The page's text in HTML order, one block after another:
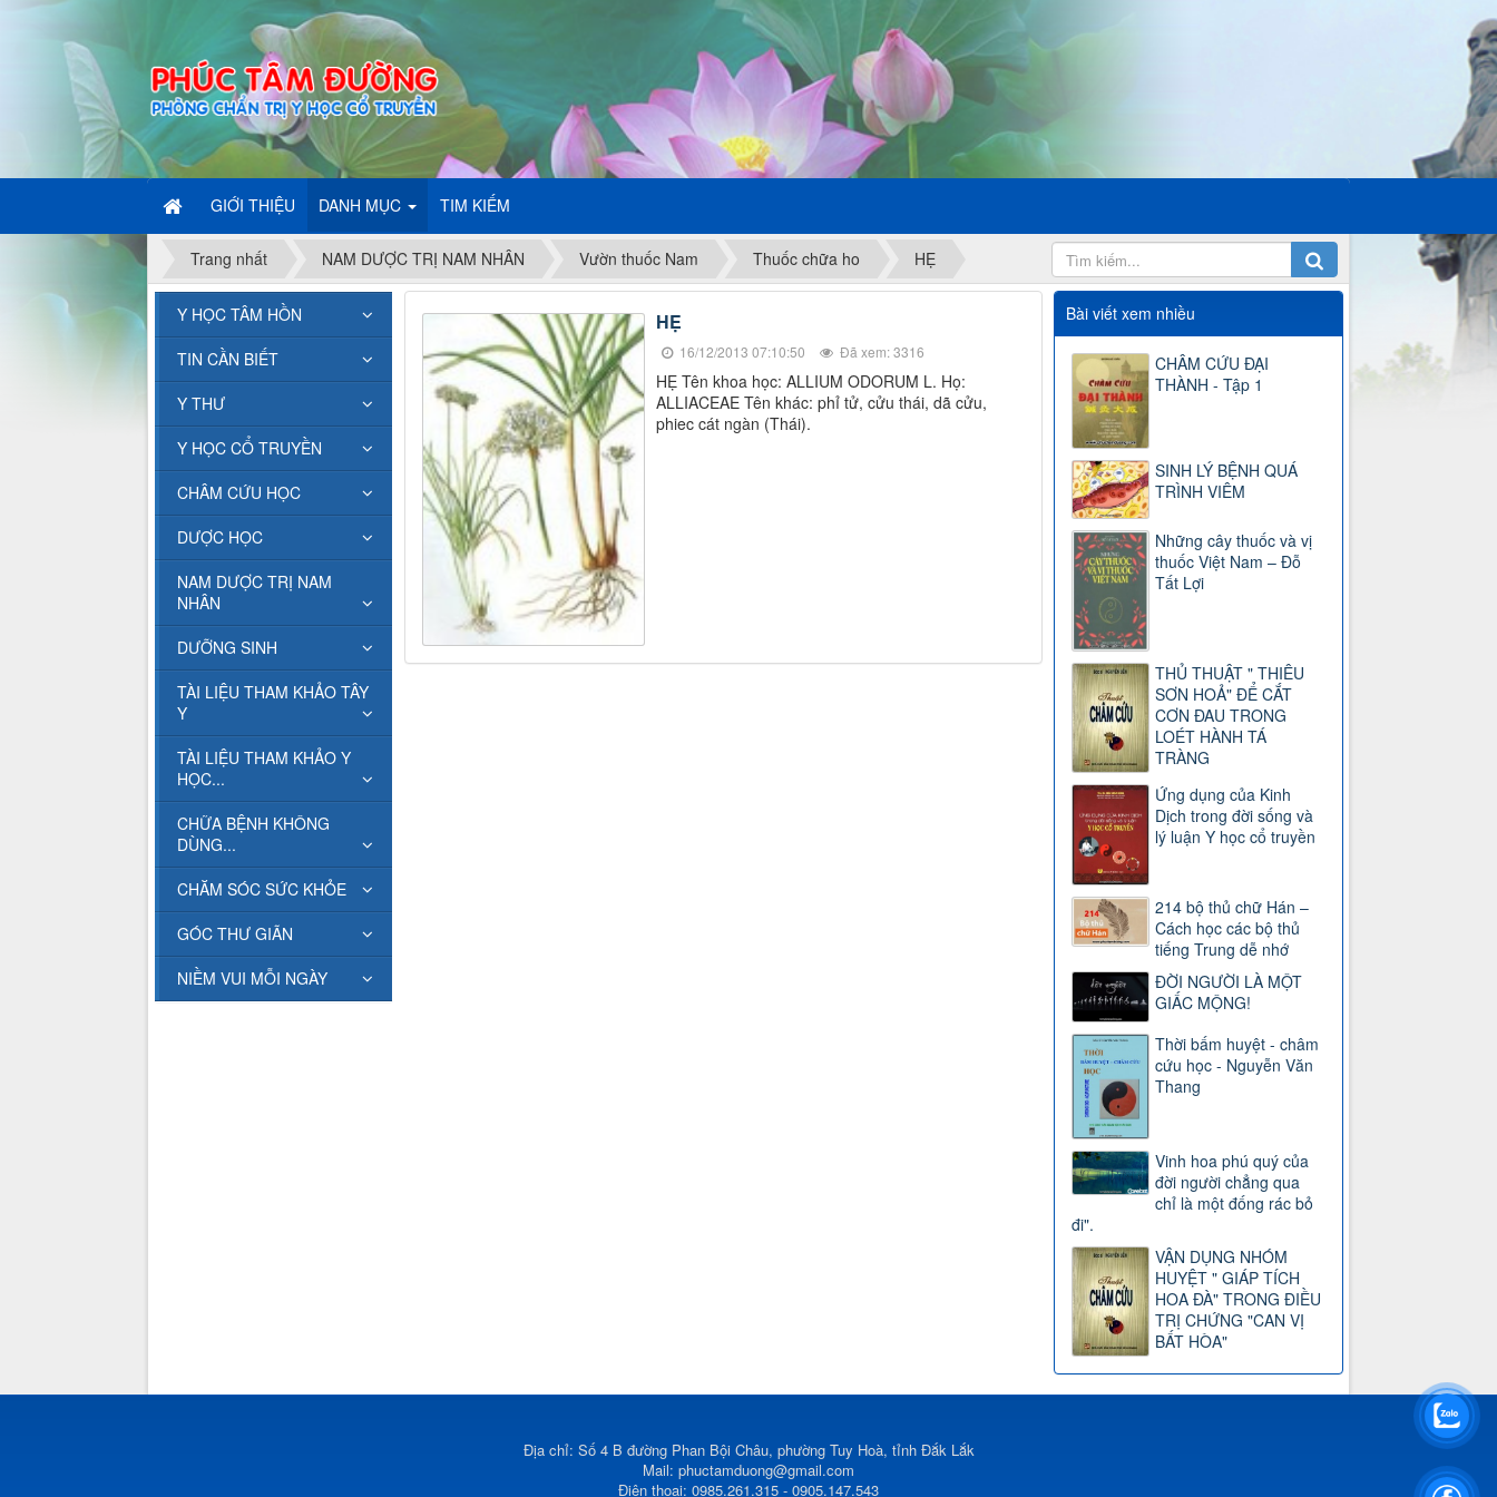
GIỚI THIỆU DANH MỤC TIM KIẾM
Trang nhất NAM DƯỢC TRỊ NAM NHÂN Vườn thuốc Nam Thuốc chữa ho HẸ
HẸ
16/12/2013 07:10:50 Đã xem: 3316
HẸ Tên khoa học: ALLIUM ODORUM L. Họ:
ALLIACEAE Tên khác: phỉ tử, cửu thái, dã cửu,
phiec cát ngàn (Thái).
Bài viết xem nhiều
CHÂM CỨU ĐẠI
THÀNH - Tập 1
SINH LÝ BỆNH QUÁ
TRÌNH VIÊM
Những cây thuốc và vị
thuốc Việt Nam – Đỗ
Tất Lợi
THỦ THUẬT " THIÊU
SƠN HOẢ" ĐỂ CẮT
CƠN ĐAU TRONG
LOÉT HÀNH TÁ
TRÀNG
Ứng dụng của Kinh
Dịch trong đời sống và
lý luận Y học cổ truyền
214 bộ thủ chữ Hán –
Cách học các bộ thủ
tiếng Trung dễ nhớ
ĐỜI NGƯỜI LÀ MỘT
GIẤC MỘNG!
Thời bấm huyệt - châm
cứu học - Nguyễn Văn
Thang
Vinh hoa phú quý của
đời người chẳng qua
chỉ là một đống rác bỏ
đi".
VẬN DỤNG NHÓM
HUYỆT " GIÁP TÍCH
HOA ĐÀ" TRONG ĐIỀU
TRỊ CHỨNG "CAN VỊ
BẤT HÒA"
Y HỌC TÂM HỒN
TIN CẦN BIẾT
Y THƯ
Y HỌC CỔ TRUYỀN
CHÂM CỨU HỌC
DƯỢC HỌC
NAM DƯỢC TRỊ NAM
NHÂN
DƯỠNG SINH
TÀI LIỆU THAM KHẢO TÂY
Y
TÀI LIỆU THAM KHẢO Y
HỌC...
CHỮA BỆNH KHÔNG
DÙNG...
CHĂM SÓC SỨC KHỎE
GÓC THƯ GIÃN
NIỀM VUI MỖI NGÀY
Địa chỉ: Số 4 B đường Phan Bội Châu, phường Tuy Hoà, tỉnh Đắk Lắk
Mail: phuctamduong@gmail.com
Điện thoại: 0985.261.315 - 0905.147.543